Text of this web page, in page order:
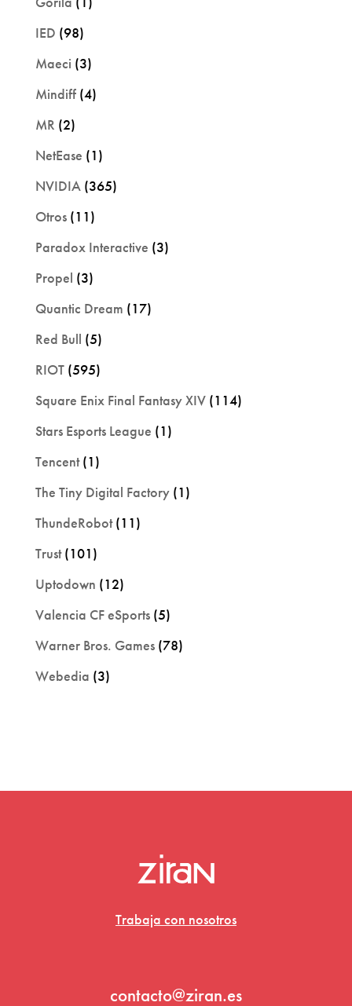
IED (98)
Maeci (3)
Mindiff(4)
MR (2)
NetEase (1)
NVIDIA(365)
Otros(11)
Paradox Interactive (3)
Propel (3)
Quantic Dream (17)
Red Bull (5)
RIOT(595)
Square Enix Final Fantasy XIV(114)
Stars Esports League (1)
Tencent(1)
The Tiny Digital Factory(1)
ThundeRobot(11)
Trust(101)
Uptodown (12)
Valencia CF eSports(5)
Warner Bros. Games(78)
Webedia (3)
Trabaja con nosotros
contacto@ziran.es